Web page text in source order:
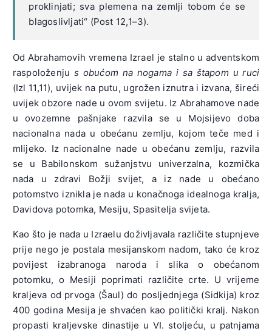
proklinjati; sva plemena na zemlji tobom će se
blagoslivljati“ (Post 12,1–3).
Od Abrahamovih vremena Izrael je stalno u adventskom
raspoloženju s obućom na nogama i sa štapom u ruci
(Izl 11,11), uvijek na putu, ugrožen iznutra i izvana, šireći
uvijek obzore nade u ovom svijetu. Iz Abrahamove nade
u ovozemne pašnjake razvila se u Mojsijevo doba
nacionalna nada u obećanu zemlju, kojom teče med i
mlijeko. Iz nacionalne nade u obećanu zemlju, razvila
se u Babilonskom sužanjstvu univerzalna, kozmička
nada u zdravi Božji svijet, a iz nade u obećano
potomstvo iznikla je nada u konačnoga idealnoga kralja,
Davidova potomka, Mesiju, Spasitelja svijeta.
Kao što je nada u Izraelu doživljavala različite stupnjeve
prije nego je postala mesijanskom nadom, tako će kroz
povijest izabranoga naroda i slika o obećanom
potomku, o Mesiji poprimati različite crte. U vrijeme
kraljeva od prvoga (Šaul) do posljednjega (Sidkija) kroz
400 godina Mesija je shvaćen kao politički kralj. Nakon
propasti kraljevske dinastije u VI. stoljeću, u patnjama